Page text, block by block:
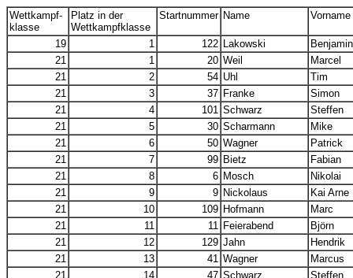
Wettkampf-
klasse
Platz in der
Wettkampfklasse
Startnummer Name Vorname
19 1 122 Lakowski
Benjamin
21
1 20 Weil
Marcel
21
2 54 Uhl
Tim
21
3 37 Franke
Simon
21
4 101 Schwarz
Steffen
21
5 30 Scharmann
Mike
21
6 50 Wagner
Patrick
21
7 99 Bietz
Fabian
21
8 6 Mosch
Nikolai
21
9 9 Nickolaus
Kai Arne
21
10 109 Hofmann
Marc
21
11 11 Feierabend
Björn
21
12 129 Jahn
Hendrik
21
13 41 Wagner
Marcus
21
14 47 Schwarz
Steffen